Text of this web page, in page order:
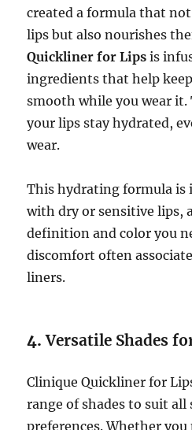
created a formula that
lips but also nourishes
Quickliner for Lips is
ingredients that help
smooth while you wear it.
your lips stay hydrated,
wear.
This hydrating formula is
with dry or sensitive lips,
definition and color you
discomfort often
liners.
4.Versatile Shades
Clinique Quickliner for
range of shades to suit all
preferences. Whether